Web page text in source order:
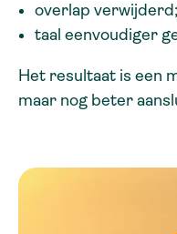
overlap verwijderd;
taal eenvoudiger
Het resultaat is een
maar nog beter